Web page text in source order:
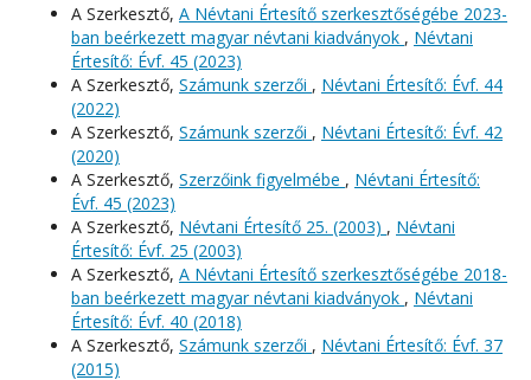
A Szerkesztő, A Névtani Értesítő szerkesztőségébe 2023-
ban beérkezett magyar névtani kiadványok , Névtani
Értesítő: Évf. 45 (2023)
A Szerkesztő, Számunk szerzői , Névtani Értesítő: Évf. 44
(2022)
A Szerkesztő, Számunk szerzői , Névtani Értesítő: Évf. 42
(2020)
A Szerkesztő, Szerzőink figyelmébe , Névtani Értesítő:
Évf. 45 (2023)
A Szerkesztő, Névtani Értesítő 25. (2003) , Névtani
Értesítő: Évf. 25 (2003)
A Szerkesztő, A Névtani Értesítő szerkesztőségébe 2018-
ban beérkezett magyar névtani kiadványok , Névtani
Értesítő: Évf. 40 (2018)
A Szerkesztő, Számunk szerzői , Névtani Értesítő: Évf. 37
(2015)